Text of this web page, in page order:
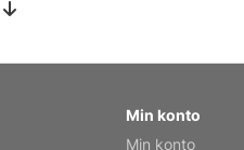
Min konto
Min konto